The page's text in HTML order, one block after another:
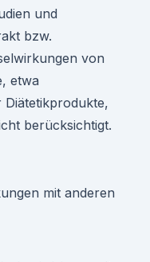
und
bzw.
von
etwa
berücksichtigt.